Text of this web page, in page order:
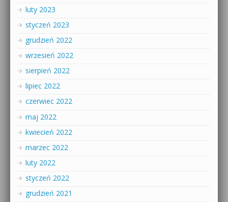
luty 2023
styczeń 2023
grudzień 2022
wrzesień 2022
sierpień 2022
lipiec 2022
czerwiec 2022
maj 2022
kwiecień 2022
marzec 2022
luty 2022
styczeń 2022
grudzień 2021